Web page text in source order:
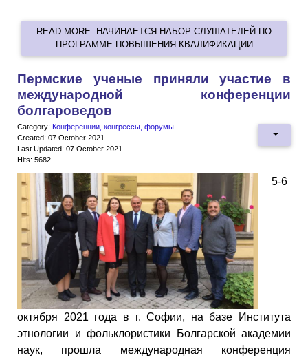
READ MORE: НАЧИНАЕТСЯ НАБОР СЛУШАТЕЛЕЙ ПО
ПРОГРАММЕ ПОВЫШЕНИЯ КВАЛИФИКАЦИИ
Пермские ученые приняли участие в
международной конференции
болгароведов
Category: Конференции, конгрессы, форумы
Created: 07 October 2021
Last Updated: 07 October 2021
Hits: 5682
5-6
октября 2021 года в г. Софии, на базе Института
этнологии и фольклористики Болгарской академии
наук, прошла международная конференция